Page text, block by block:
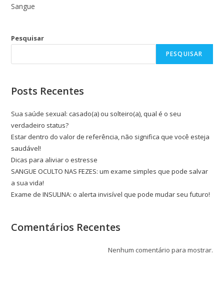
Sangue
Pesquisar
PESQUISAR
Posts Recentes
Sua saúde sexual: casado(a) ou solteiro(a), qual é o seu
verdadeiro status?
Estar dentro do valor de referência, não significa que você esteja
saudável!
Dicas para aliviar o estresse
SANGUE OCULTO NAS FEZES: um exame simples que pode salvar
a sua vida!
Exame de INSULINA: o alerta invisível que pode mudar seu futuro!
Comentários Recentes
Nenhum comentário para mostrar.